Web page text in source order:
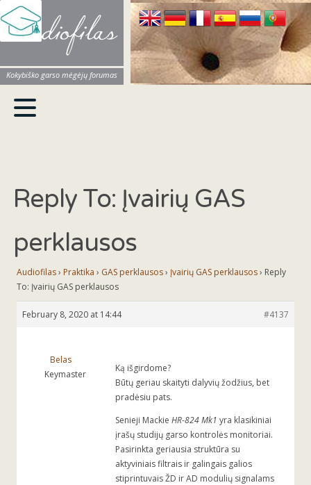
Audiofilas
Kokybiško garso mėgėjų forumas
Reply To: Įvairių GAS
perklausos
Audiofilas› Praktika › GAS perklausos› Įvairių GAS perklausos› Reply
To: Įvairių GAS perklausos
February 8, 2020 at 14:44 #4137
Belas
Keymaster
Ką išgirdome?
Būtų geriau skaityti dalyvių žodžius, bet
pradėsiu pats.
Senieji Mackie HR-824 Mk1 yra klasikiniai
įrašų studijų garso kontrolės monitoriai.
Pasirinkta geriausia struktūra su
aktyviniais filtrais ir galingais galios
stiprintuvais ŽD ir AD modulių signalams